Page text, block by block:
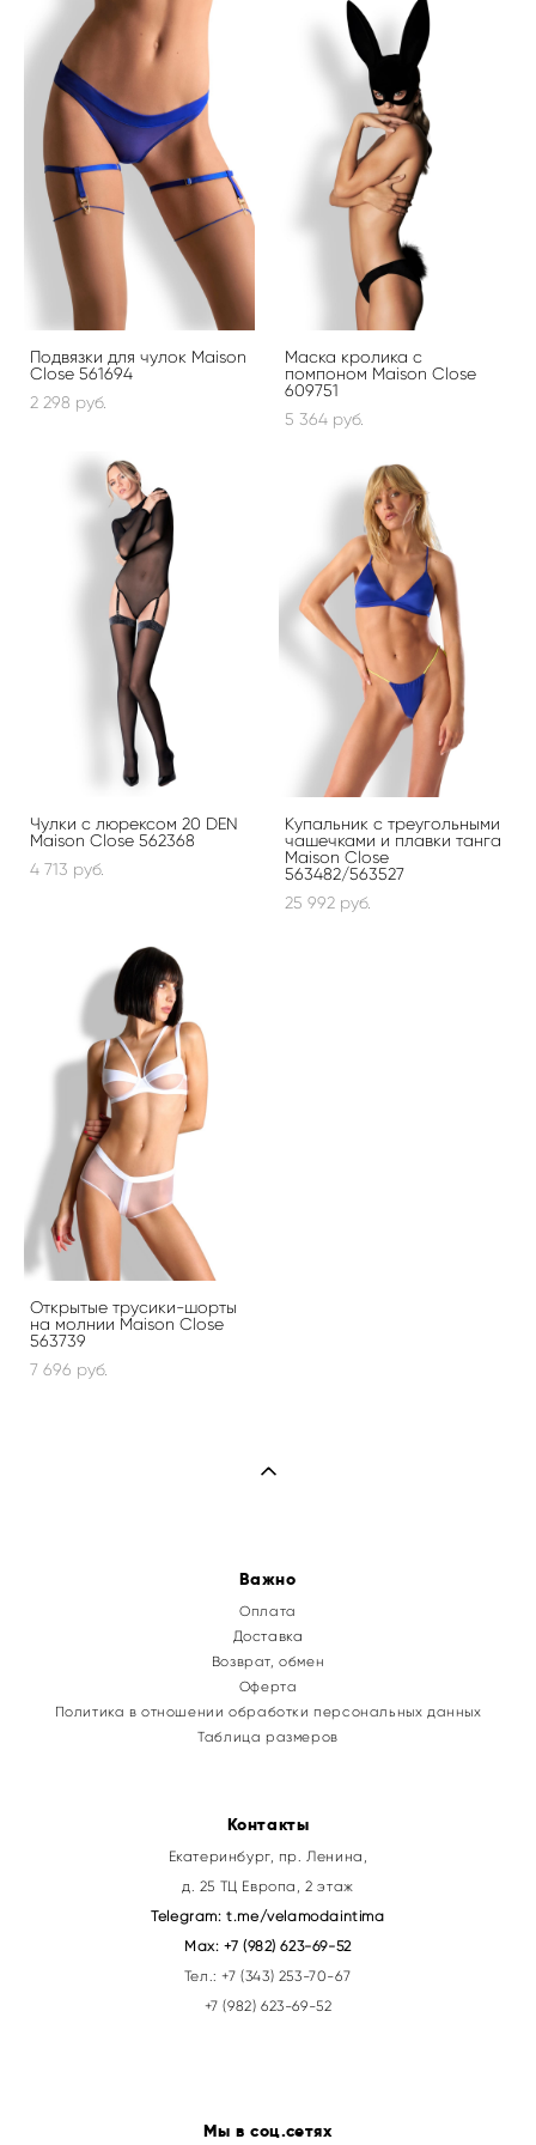
Подвязки для чулок Maison
Close 561694
2 298 pуб.
Маска кролика с
помпоном Maison Close
609751
5 364 pуб.
Чулки с люрексом 20 DEN
Maison Close 562368
4 713 pуб.
Купальник с треугольными
чашечками и плавки танга
Maison Close
563482/563527
25 992 pуб.
Открытые трусики-шорты
на молнии Maison Close
563739
7 696 pуб.
Важно
Оплата
Доставка
Возврат, обмен
Оферта
Политика в отношении обработки персональных данных
Таблица размеров
Контакты
Екатеринбург, пр. Ленина,
д. 25 ТЦ Европа, 2 этаж
Telegram:t.me/velamodaintima
Max:+7 (982) 623-69-52
Тел.:+7 (343) 253-70-67
+7 (982) 623-69-52
Мы в соц.сетях